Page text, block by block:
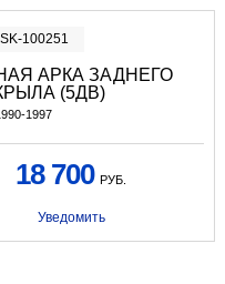
100251
АРКА ЗАДНЕГО
(5ДВ)
1997
18 700 РУБ.
Уведомить